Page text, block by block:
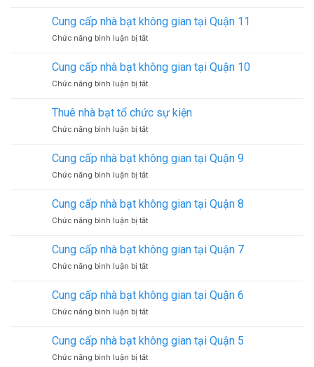
ích
của
việc
nhà
sự
Cung cấp nhà bạt không gian tại Quận 11
Chức năng bình luận bị tắtở
cấp
nhà
bạt
gian
Quận
Cung cấp nhà bạt không gian tại Quận 10
Chức năng bình luận bị tắtở
nhà
bạt
gian
Quận
Thuê nhà bạt tổ chức sự kiện
Chức năng bình luận bị tắtở
nhà
bạt
tổ
sự
Cung cấp nhà bạt không gian tại Quận 9
Chức năng bình luận bị tắtở
cấp
nhà
bạt
gian
Quận
Cung cấp nhà bạt không gian tại Quận 8
Chức năng bình luận bị tắtở
cấp
nhà
bạt
gian
Quận
Cung cấp nhà bạt không gian tại Quận 7
Chức năng bình luận bị tắtở
cấp
nhà
bạt
gian
Quận
Cung cấp nhà bạt không gian tại Quận 6
Chức năng bình luận bị tắtở
cấp
nhà
bạt
Cung cấp nhà bạt không gian tại Quận 5
Chức năng bình luận bị tắtở